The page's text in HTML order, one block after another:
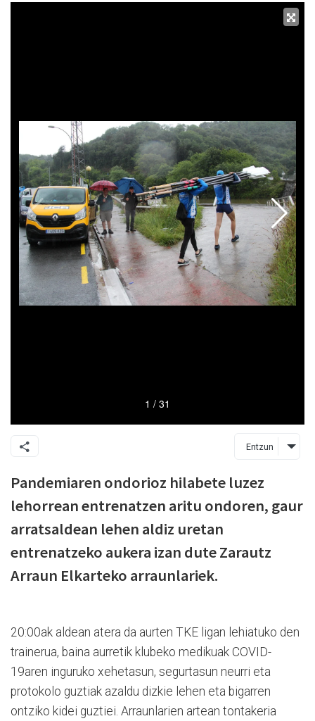
Entzun
Pandemiaren ondorioz hilabete luzez
lehorrean entrenatzen aritu ondoren, gaur
arratsaldean lehen aldiz uretan
entrenatzeko aukera izan dute Zarautz
Arraun Elkarteko arraunlariek.
20:00ak aldean atera da aurten TKE ligan lehiatuko den
trainerua, baina aurretik klubeko medikuak COVID-
19aren inguruko xehetasun, segurtasun neurri eta
protokolo guztiak azaldu dizkie lehen eta bigarren
ontziko kidei guztiei. Arraunlarien artean tontakeria